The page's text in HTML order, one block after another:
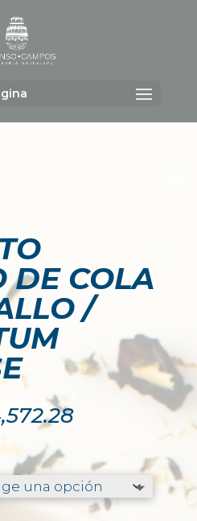
DE COLA
/
Rango
precios:
desde
$876.20
hasta